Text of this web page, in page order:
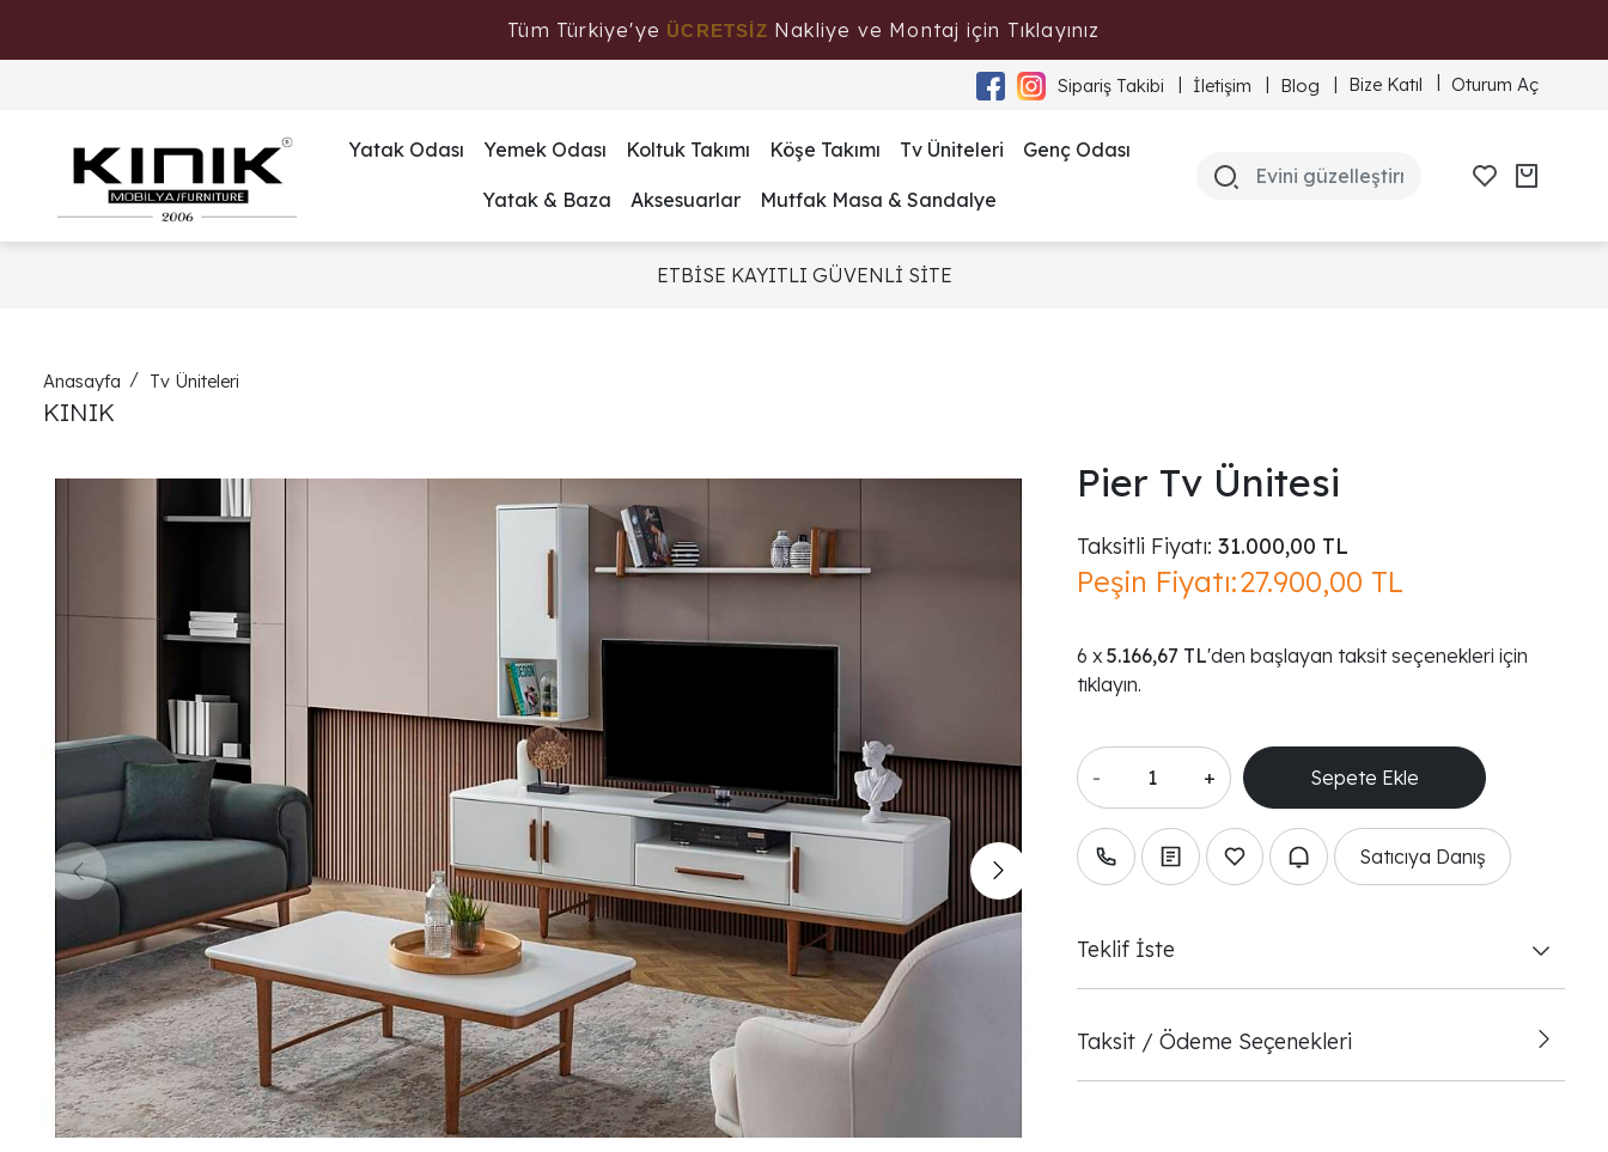
Tüm Türkiye'ye ÜCRETSİZ Nakliye ve Montaj için Tıklayınız
Sipariş Takibi İletişim Blog Bize Katıl Oturum Aç
Yatak Odası Yemek Odası Koltuk Takımı Köşe Takımı Tv Üniteleri Genç Odası
Yatak & Baza Aksesuarlar Mutfak Masa & Sandalye
ETBİSE KAYITLI GÜVENLİ SİTE
Anasayfa Tv Üniteleri
KINIK
Pier Tv Ünitesi
Taksitli Fiyatı: 31.000,00 TL
Peşin Fiyatı:27.900,00 TL
5.166,67 TL'den başlayan taksit seçenekleri için
tıklayın.
- +
Satıcıya Danış
Teklif İste
Taksit / Ödeme Seçenekleri